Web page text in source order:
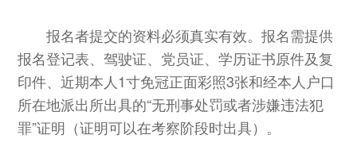
报名者提交的资料必须真实有效。报名需提供
报名登记表、驾驶证、党员证、学历证书原件及复
印件、近期本人1寸免冠正面彩照3张和经本人户口
所在地派出所出具的“无刑事处罚或者涉嫌违法犯
罪”证明（证明可以在考察阶段时出具）。